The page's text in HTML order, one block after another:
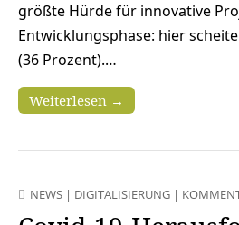
größte Hürde für innovative
Entwicklungsphase: hier
(36 Prozent).…
Weiterlesen →
NEWS | DIGITALISIERUNG |